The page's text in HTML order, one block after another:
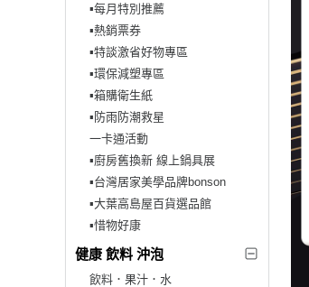
▪︎每月特別推薦
▪︎熱銷票券
▪︎特談激省好物專區
▪︎環保減塑專區
▪︎箱購衛生紙
▪︎防雨防潮救星
一卡通活動
▪︎廚房舊換新 線上鍋具展
▪︎台灣居家美學品牌bonson
▪︎大葉高島屋百貨選品館
▪︎惜物好康
健康 飲料 沖泡
飲料．果汁．水